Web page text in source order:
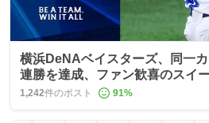
横浜DeNAベイスターズ、同一
連勝を達成、ファン歓喜のスイ
1,242件のポスト 91%